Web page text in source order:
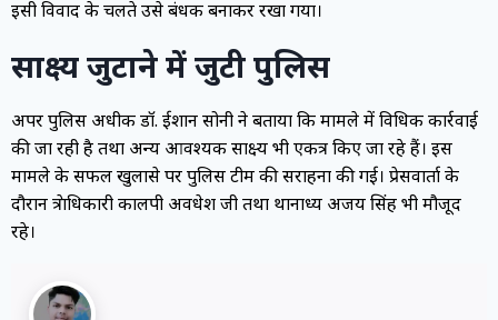
इसी विवाद के चलते उसे बंधक बनाकर रखा गया।
साक्ष्य जुटाने में जुटी पुलिस
अपर पुलिस अधीक्षक डॉ. ईशान सोनी ने बताया कि मामले में विधिक कार्रवाई
की जा रही है तथा अन्य आवश्यक साक्ष्य भी एकत्र किए जा रहे हैं। इस
मामले के सफल खुलासे पर पुलिस टीम की सराहना की गई। प्रेसवार्ता के
दौरान क्षेत्राधिकारी कालपी अवधेश जी तथा थानाध्यक्ष अजय सिंह भी मौजूद
रहे।